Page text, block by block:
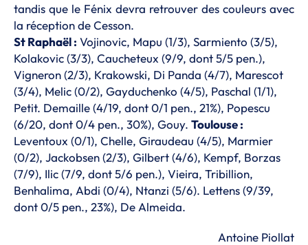
tandis que le Fénix devra retrouver des couleurs avec
la réception de Cesson.
St Raphaël : Vojinovic, Mapu (1/3), Sarmiento (3/5),
Kolakovic (3/3), Caucheteux (9/9, dont 5/5 pen.),
Vigneron (2/3), Krakowski, Di Panda (4/7), Marescot
(3/4), Melic (0/2), Gayduchenko (4/5), Paschal (1/1),
Petit. Demaille (4/19, dont 0/1 pen., 21%), Popescu
(6/20, dont 0/4 pen., 30%), Gouy. Toulouse :
Leventoux (0/1), Chelle, Giraudeau (4/5), Marmier
(0/2), Jackobsen (2/3), Gilbert (4/6), Kempf, Borzas
(7/9), Ilic (7/9, dont 5/6 pen.), Vieira, Tribillion,
Benhalima, Abdi (0/4), Ntanzi (5/6). Lettens (9/39,
dont 0/5 pen., 23%), De Almeida.
Antoine Piollat